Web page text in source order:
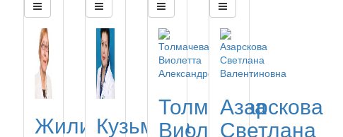
ЖилинаКузьмина
Толмачева
Виолетта
Азарскова
Светлана